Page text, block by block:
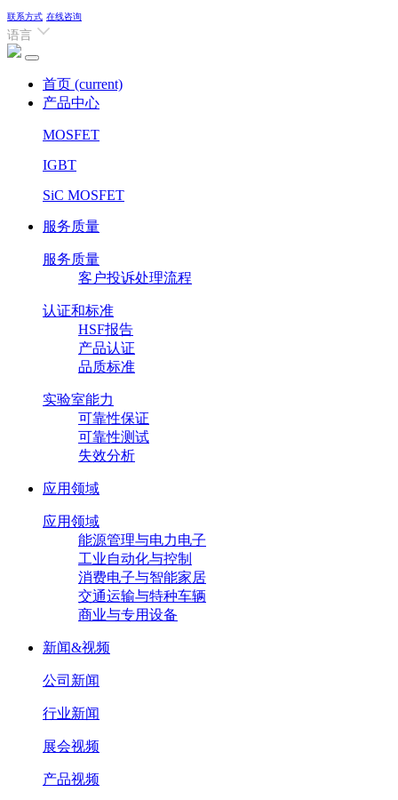
联系方式 在线咨询
语言
首页 (current)
产品中心
MOSFET
IGBT
SiC MOSFET
服务质量
服务质量
客户投诉处理流程
认证和标准
HSF报告
产品认证
品质标准
实验室能力
可靠性保证
可靠性测试
失效分析
应用领域
应用领域
能源管理与电力电子
工业自动化与控制
消费电子与智能家居
交通运输与特种车辆
商业与专用设备
新闻&视频
公司新闻
行业新闻
展会视频
产品视频